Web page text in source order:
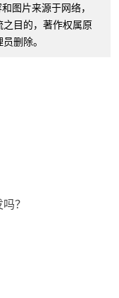
图片来源于网络，
目的，著作权属原
删除。
？